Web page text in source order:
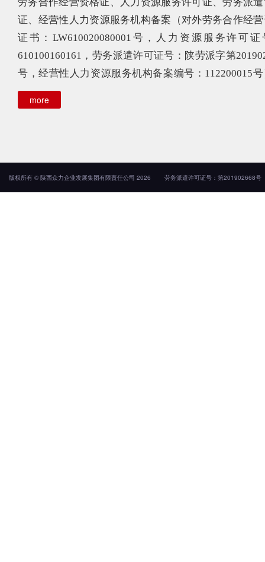
证、经营性人力资源服务机构备案（对外劳务合作经
证书：LW610020080001号，
人力资源服务许可证
610100160161，劳务派遣许可证号：陕劳派字第
号，经营性人力资源服务机构备案编号：112200015
集团公司为西安市人力资源行业协会理事单位，自成
始终致力于为企业提供一站式人力资源解决方案。
地，在宝鸡、杨凌、汉中、安康、铜川、咸阳、渭南
原、左云、长治等地设立分公司，服务网点覆盖全国
more
版权所有 © 陕西众力企业发展集团有限责任公司 2026 劳务派遣许可证号：第201902668号